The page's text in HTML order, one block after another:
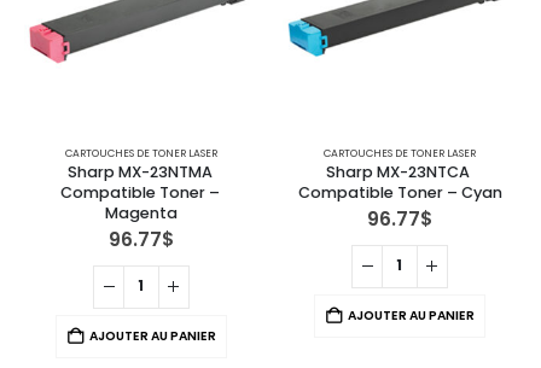
CARTOUCHES DE TONER LASER
Sharp MX-23NTMA
Compatible Toner –
Magenta
96.77$
AJOUTER AU PANIER
CARTOUCHES DE TONER LASER
Sharp MX-23NTCA
Compatible Toner – Cyan
96.77$
AJOUTER AU PANIER